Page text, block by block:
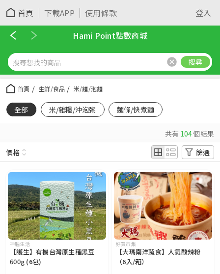
首頁 下載APP 使用條款
登入
Hami Point點數商城
搜尋
首頁 生鮮/食品 米/麵/泡麵
全部 米/雜糧/沖泡粥 麵條/快煮麵
共有 104個結果
價格
篩選
神腦生活
【護生】有機台灣原生種黑豆
600g (6包)
好買市集
【大瑪南洋蔬食】人氣酸辣粉
（6入/箱）